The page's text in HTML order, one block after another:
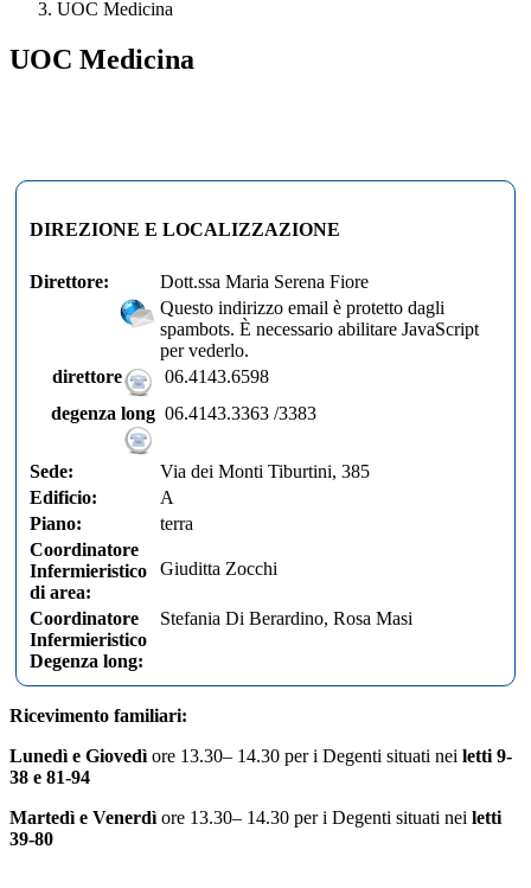
UOC Medicina
UOC Medicina
DIREZIONE E LOCALIZZAZIONE
Direttore:
Dott.ssa Maria Serena Fiore
Questo indirizzo email è protetto dagli
spambots. È necessario abilitare JavaScript
per vederlo.
direttore
06.4143.6598
degenza long 06.4143.3363 /3383
Sede:
Via dei Monti Tiburtini, 385
Edificio:
A
Piano:
terra
Coordinatore
Infermieristico
di area:
Giuditta Zocchi
Coordinatore
Infermieristico
Degenza long:
Stefania Di Berardino, Rosa Masi
Ricevimento familiari:
Lunedì e Giovedì ore 13.30– 14.30 per i Degenti situati nei letti 9-
38 e 81-94
Martedì e Venerdì ore 13.30– 14.30 per i Degenti situati nei letti
39-80